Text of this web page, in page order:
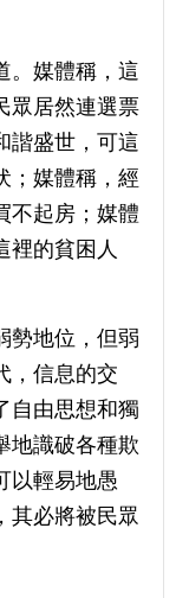
。媒體稱，這
眾居然連選票
諧盛世，可這
；媒體稱，經
不起房；媒體
裡的貧困人
勢地位，但弱
，信息的交
自由思想和獨
地識破各種欺
以輕易地愚
其必將被民眾